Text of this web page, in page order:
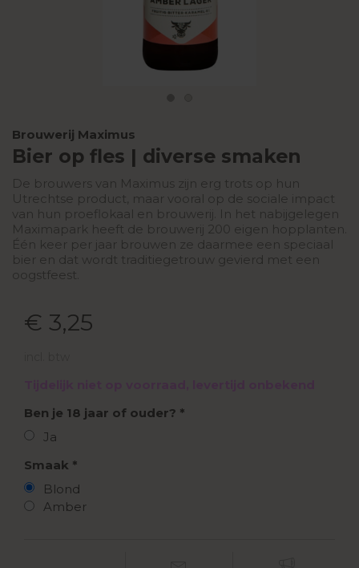
Brouwerij Maximus
Bier op fles | diverse smaken
De brouwers van Maximus zijn erg trots op hun
Utrechtse product, maar vooral op de sociale impact
van hun proeflokaal en brouwerij. In het nabijgelegen
Maximapark heeft de brouwerij 200 eigen hopplanten.
Één keer per jaar brouwen ze daarmee een speciaal
bier en dat wordt traditiegetrouw gevierd met een
oogstfeest.
€ 3,25
Ben je 18 jaar of ouder?
Ja
Smaak
Blond
Amber